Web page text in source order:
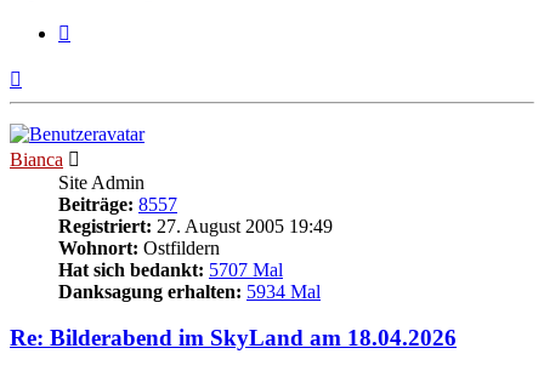
Bianca
Site Admin
Beiträge: 8557
Registriert: 27. August 2005 19:49
Wohnort: Ostfildern
Hat sich bedankt: 5707 Mal
Danksagung erhalten: 5934 Mal
Re: Bilderabend im SkyLand am 18.04.2026